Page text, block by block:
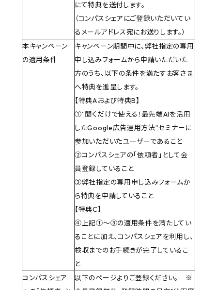
にて特典を送付します。
（コンパスシェアにご登録いただいてい
るメールアドレス宛にお送りします。）
本キャンペーン
の適用条件
キャンペーン期間中に、弊社指定の専用
申し込みフォームから申請いただいた
方のうち、以下の条件を満たすお客さま
へ特典を進呈します。
【特典Aおよび特典B】
①”聞くだけで使える！最先端AIを活用
したGoogle広告運用方法”セミナーに
参加いただいたユーザーであること
②コンパスシェアの「依頼者」として会
員登録していること
③弊社指定の専用申し込みフォームか
ら特典を申請していること
【特典C】
④上記①～③の適用条件を満たしてい
ることに加え、コンパスシェアを利用し、
検収までのお手続きが完了しているこ
と
コンパスシェア
以下のページよりご登録ください。 ※